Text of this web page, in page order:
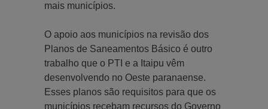
mais municípios.
O apoio aos municípios na revisão dos
Planos de Saneamentos Básico é outro
trabalho que o PTI e a Itaipu vêm
desenvolvendo no Oeste paranaense.
Esses planos são requisitos para que os
municípios recebam recursos do Governo